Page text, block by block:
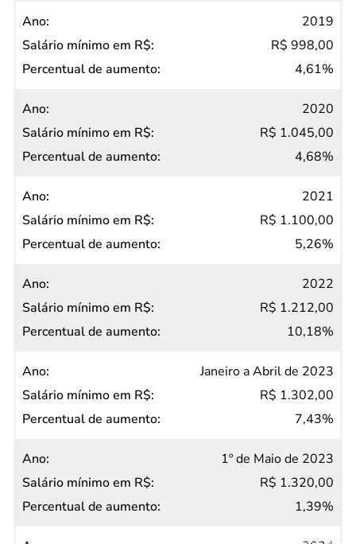
2019
R$ 998,00
4,61%
2020
R$ 1.045,00
4,68%
2021
R$ 1.100,00
5,26%
2022
R$ 1.212,00
10,18%
Janeiro a Abril de 2023
R$ 1.302,00
7,43%
1º de Maio de 2023
R$ 1.320,00
1,39%